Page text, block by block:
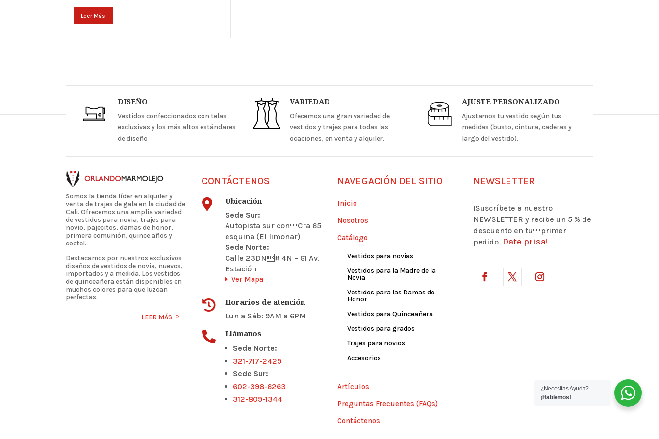
Leer Más
DISEÑO
Vestidos confeccionados con telas
exclusivas y los más altos estándares
de diseño
VARIEDAD
Ofecemos una gran variedad de
vestidos y trajes para todas las
ocaciones, en venta y alquiler.
AJUSTE PERSONALIZADO
Ajustamos tu vestido según tus
medidas (busto, cintura, caderas y
largo del vestido).
Somos la tienda líder en alquiler y
venta de trajes de gala en la ciudad de
Cali. Ofrecemos una amplia variedad
de vestidos para novia, trajes para
novio, pajecitos, damas de honor,
primera comunión, quince años y
coctel.
Destacamos por nuestros exclusivos
diseños de vestidos de novia, nuevos,
importados y a medida. Los vestidos
de quinceañera están disponibles en
muchos colores para que luzcan
perfectas.
LEER MÁS
CONTÁCTENOS
 Ubicación
Sede Sur:
Autopista sur conCra 65
esquina (El limonar)
Sede Norte:
Calle 23DN# 4N – 61 Av.
Estación
Ver Mapa
 Horarios de atención
Lun a Sáb: 9AM a 6PM
 Llámanos
Sede Norte:
321-717-2429
Sede Sur:
602-398-6263
312-809-1344
NAVEGACIÓN DEL SITIO
Inicio
Nosotros
Catálogo
Vestidos para novias
Vestidos para la Madre de la
Novia
Vestidos para las Damas de
Honor
Vestidos para Quinceañera
Vestidos para grados
Trajes para novios
Accesorios
Artículos
Preguntas Frecuentes (FAQs)
Contáctenos
NEWSLETTER
¡Suscríbete a nuestro
NEWSLETTER y recibe un 5 % de
descuento en tuprimer
pedido. Date prisa!
¿Necesitas Ayuda?
¡Hablemos!